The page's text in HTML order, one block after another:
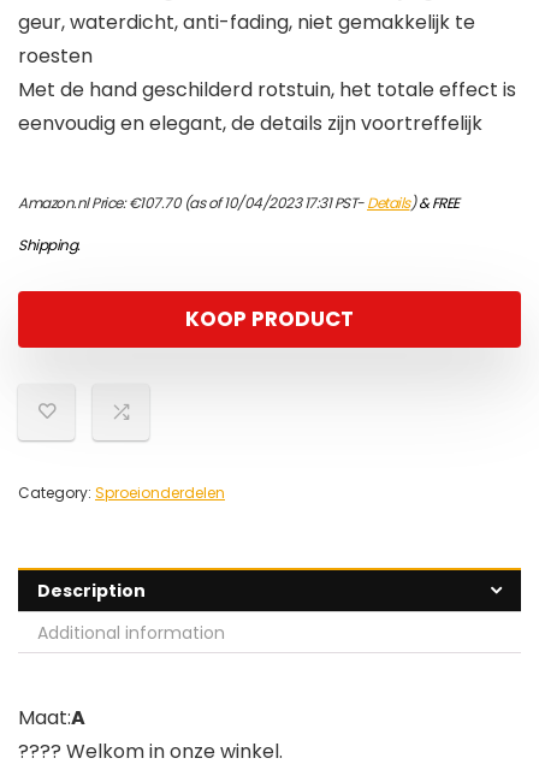
geur, waterdicht, anti-fading, niet gemakkelijk te
roesten
Met de hand geschilderd rotstuin, het totale effect is
eenvoudig en elegant, de details zijn voortreffelijk
Amazon.nl Price:€107.70(as of 10/04/2023 17:31 PST-Details)&FREE
Shipping.
KOOP PRODUCT
Category: Sproeionderdelen
Description
Additional information
Maat:A
???? Welkom in onze winkel.